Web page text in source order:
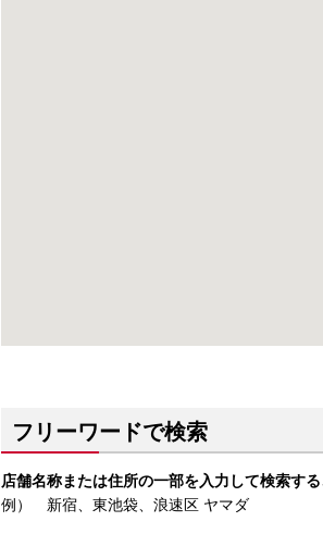
フリーワードで検索
店舗名称または住所の一部を入力して検索する
例） 新宿、東池袋、浪速区 ヤマダ